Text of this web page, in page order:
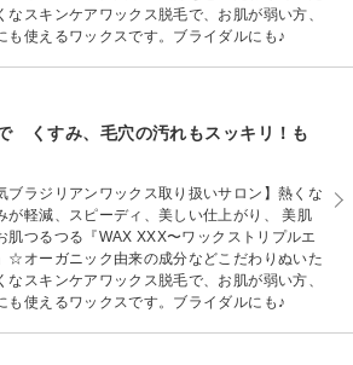
なスキンケアワックス脱毛で、お肌が弱い方、
も使えるワックスです。ブライダルにも♪
くすみ、毛穴の汚れもスッキリ！も
ブラジリアンワックス取り扱いサロン】熱くな
が軽減、スピーディ、美しい仕上がり、 美肌
肌つるつる『WAX XXX〜ワックストリプルエ
☆オーガニック由来の成分などこだわりぬいた
なスキンケアワックス脱毛で、お肌が弱い方、
も使えるワックスです。ブライダルにも♪